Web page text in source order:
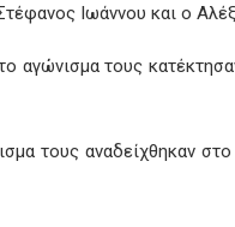
Ιωάννου και ο
αγώνισμα τους
τους αναδείχθηκαν